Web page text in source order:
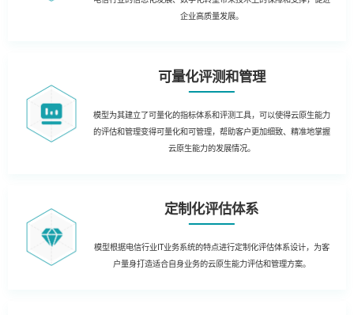
企业高质量发展。
可量化评测和管理
模型为其建立了可量化的指标体系和评测工具，可以使得云原生能力
的评估和管理变得可量化和可管理，帮助客户更加细致、精准地掌握
云原生能力的发展情况。
定制化评估体系
模型根据电信行业IT业务系统的特点进行定制化评估体系设计，为客
户量身打造适合自身业务的云原生能力评估和管理方案。